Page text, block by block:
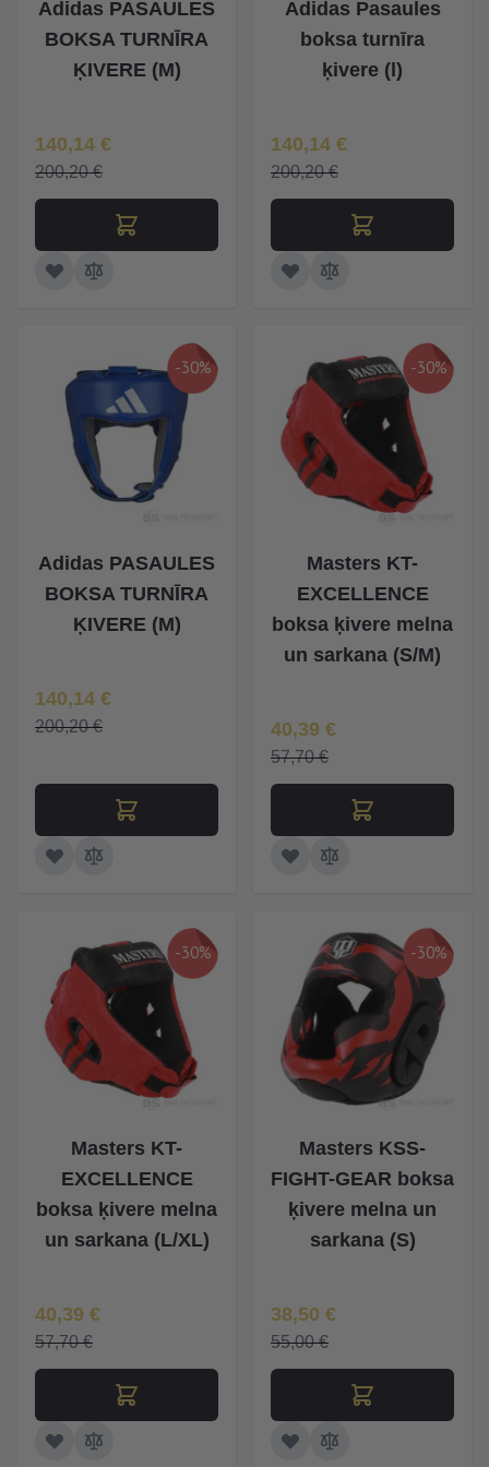
Adidas PASAULES
BOKSA TURNĪRA
ĶIVERE (M)
Īpaša Cena
140,14 €
200,20 €
Adidas Pasaules
boksa turnīra
ķivere (l)
Īpaša Cena
140,14 €
200,20 €
-30%
Adidas PASAULES
BOKSA TURNĪRA
ĶIVERE (M)
Īpaša Cena
140,14 €
200,20 €
-30%
Masters KT-
EXCELLENCE
boksa ķivere melna
un sarkana (S/M)
Īpaša Cena
40,39 €
57,70 €
-30%
Masters KT-
EXCELLENCE
boksa ķivere melna
un sarkana (L/XL)
Īpaša Cena
40,39 €
57,70 €
-30%
Masters KSS-
FIGHT-GEAR boksa
ķivere melna un
sarkana (S)
Īpaša Cena
38,50 €
55,00 €